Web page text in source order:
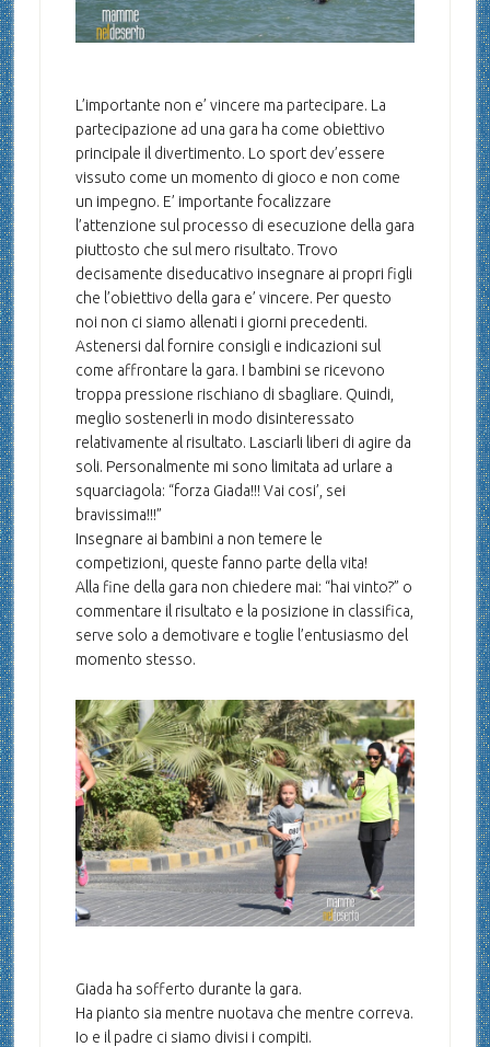
L’importante non e’ vincere ma partecipare. La
partecipazione ad una gara ha come obiettivo
principale il divertimento. Lo sport dev’essere
vissuto come un momento di gioco e non come
un impegno. E’ importante focalizzare
l’attenzione sul processo di esecuzione della gara
piuttosto che sul mero risultato. Trovo
decisamente diseducativo insegnare ai propri figli
che l’obiettivo della gara e’ vincere. Per questo
noi non ci siamo allenati i giorni precedenti.
Astenersi dal fornire consigli e indicazioni sul
come affrontare la gara. I bambini se ricevono
troppa pressione rischiano di sbagliare. Quindi,
meglio sostenerli in modo disinteressato
relativamente al risultato. Lasciarli liberi di agire da
soli. Personalmente mi sono limitata ad urlare a
squarciagola: “forza Giada!!! Vai cosi’, sei
bravissima!!!”
Insegnare ai bambini a non temere le
competizioni, queste fanno parte della vita!
Alla fine della gara non chiedere mai: “hai vinto?” o
commentare il risultato e la posizione in classifica,
serve solo a demotivare e toglie l’entusiasmo del
momento stesso.
Giada ha sofferto durante la gara.
Ha pianto sia mentre nuotava che mentre correva.
Io e il padre ci siamo divisi i compiti.